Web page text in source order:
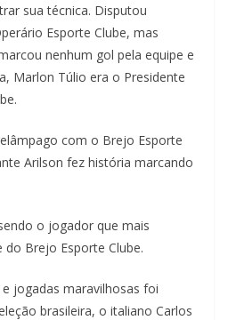
sua técnica. Disputou
Esporte Clube, mas
nenhum gol pela equipe e
Marlon Túlio era o Presidente
com o Brejo Esporte
Arilson fez história marcando
o jogador que mais
Brejo Esporte Clube.
jogadas maravilhosas foi
brasileira, o italiano Carlos